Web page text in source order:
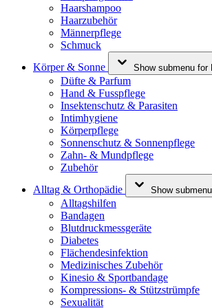
Haarshampoo
Haarzubehör
Männerpflege
Schmuck
Körper & Sonne
Show submenu for
Düfte & Parfum
Hand & Fusspflege
Insektenschutz & Parasiten
Intimhygiene
Körperpflege
Sonnenschutz & Sonnenpflege
Zahn- & Mundpflege
Zubehör
Alltag & Orthopädie
Show
Alltagshilfen
Bandagen
Blutdruckmessgeräte
Diabetes
Flächendesinfektion
Medizinisches Zubehör
Kinesio & Sportbandage
Kompressions- & Stützstrümpfe
Sexualität